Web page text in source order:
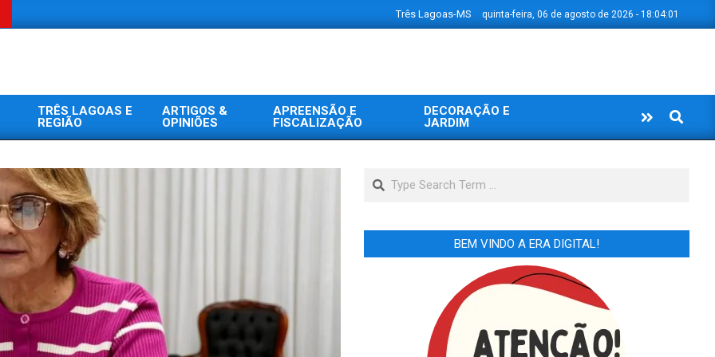
Três Lagoas-MS quinta-feira, 06 de agosto de 2026 - 18:04:02
TRÊS LAGOAS E
REGIÃO
ARTIGOS &
OPINIÕES
APREENSÃO E
FISCALIZAÇÃO
DECORAÇÃO E
JARDIM
Search
Search
BEM VINDO A ERA DIGITAL!